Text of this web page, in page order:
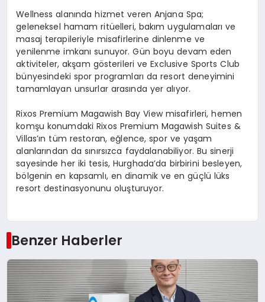
Wellness alanında hizmet veren Anjana Spa;
geleneksel hamam ritüelleri, bakım uygulamaları ve
masaj terapileriyle misafirlerine dinlenme ve
yenilenme imkanı sunuyor. Gün boyu devam eden
aktiviteler, akşam gösterileri ve Exclusive Sports Club
bünyesindeki spor programları da resort deneyimini
tamamlayan unsurlar arasında yer alıyor.
Rixos Premium Magawish Bay View misafirleri, hemen
komşu konumdaki Rixos Premium Magawish Suites &
Villas’ın tüm restoran, eğlence, spor ve yaşam
alanlarından da sınırsızca faydalanabiliyor. Bu sinerji
sayesinde her iki tesis, Hurghada’da birbirini besleyen,
bölgenin en kapsamlı, en dinamik ve en güçlü lüks
resort destinasyonunu oluşturuyor.
Benzer Haberler